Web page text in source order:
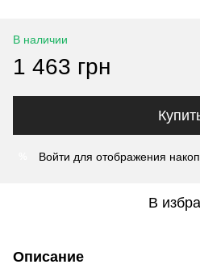
В наличии
1 463 грн
Войти для отображения
В
Описание